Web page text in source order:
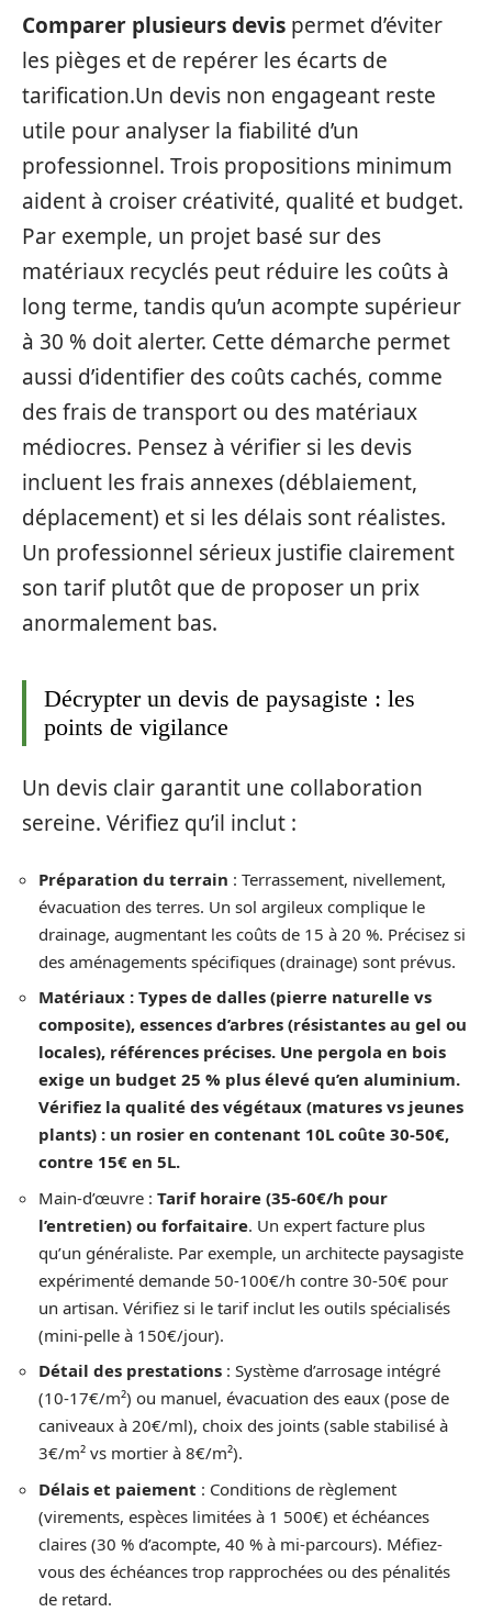
Comparer plusieurs devis permet d’éviter
les pièges et de repérer les écarts de
tarification.Un devis non engageant reste
utile pour analyser la fiabilité d’un
professionnel. Trois propositions minimum
aident à croiser créativité, qualité et budget.
Par exemple, un projet basé sur des
matériaux recyclés peut réduire les coûts à
long terme, tandis qu’un acompte supérieur
à 30 % doit alerter. Cette démarche permet
aussi d’identifier des coûts cachés, comme
des frais de transport ou des matériaux
médiocres. Pensez à vérifier si les devis
incluent les frais annexes (déblaiement,
déplacement) et si les délais sont réalistes.
Un professionnel sérieux justifie clairement
son tarif plutôt que de proposer un prix
anormalement bas.
Décrypter un devis de paysagiste : les
points de vigilance
Un devis clair garantit une collaboration
sereine. Vérifiez qu’il inclut :
Préparation du terrain : Terrassement, nivellement,
évacuation des terres. Un sol argileux complique le
drainage, augmentant les coûts de 15 à 20 %. Précisez si
des aménagements spécifiques (drainage) sont prévus.
Matériaux : Types de dalles (pierre naturelle vs
composite), essences d’arbres (résistantes au gel ou
locales), références précises. Une pergola en bois
exige un budget 25 % plus élevé qu’en aluminium.
Vérifiez la qualité des végétaux (matures vs jeunes
plants) : un rosier en contenant 10L coûte 30-50€,
contre 15€ en 5L.
Main-d’œuvre : Tarif horaire (35-60€/h pour
l’entretien) ou forfaitaire. Un expert facture plus
qu’un généraliste. Par exemple, un architecte paysagiste
expérimenté demande 50-100€/h contre 30-50€ pour
un artisan. Vérifiez si le tarif inclut les outils spécialisés
(mini-pelle à 150€/jour).
Détail des prestations : Système d’arrosage intégré
(10-17€/m²) ou manuel, évacuation des eaux (pose de
caniveaux à 20€/ml), choix des joints (sable stabilisé à
3€/m² vs mortier à 8€/m²).
Délais et paiement : Conditions de règlement
(virements, espèces limitées à 1 500€) et échéances
claires (30 % d’acompte, 40 % à mi-parcours). Méfiez-
vous des échéances trop rapprochées ou des pénalités
de retard.